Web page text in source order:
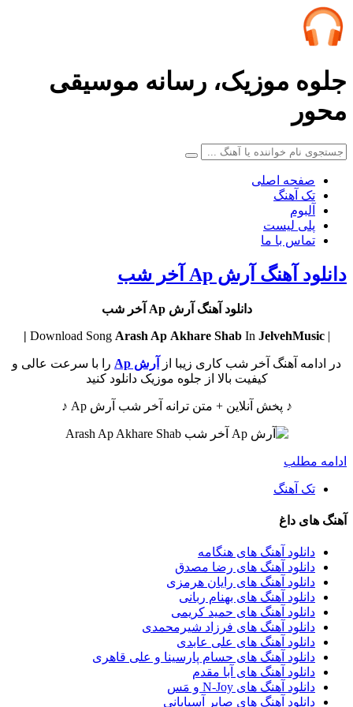
جلوه موزیک، رسانه موسیقی
محور
صفحه اصلی
تک آهنگ
آلبوم
پلی لیست
تماس با ما
دانلود آهنگ آرش Ap آخر شب
دانلود آهنگ آرش Ap آخر شب
| Download Song
Arash Ap Akhare ShabIn JelvehMusic |
در ادامه آهنگ آخر شب کاری زیبا از آرش Ap
را با سرعت عالی و
کیفیت بالا از جلوه موزیک دانلود کنید
♪ پخش آنلاین + متن ترانه آخر شب آرش Ap ♪
ادامه مطلب
تک آهنگ
آهنگ های داغ
دانلود آهنگ های هنگامه
دانلود آهنگ های رضا مصدق
دانلود آهنگ های رایان هرمزی
دانلود آهنگ های بهنام ربانی
دانلود آهنگ های حمید کریمی
دانلود آهنگ های فرزاد شیرمحمدی
دانلود آهنگ های علی عابدی
دانلود آهنگ های حسام پارسینا و علی قاهری
دانلود آهنگ های آبا مقدم
دانلود آهنگ های N-Joy و مَس
دانلود آهنگ های صابر آسیابانی